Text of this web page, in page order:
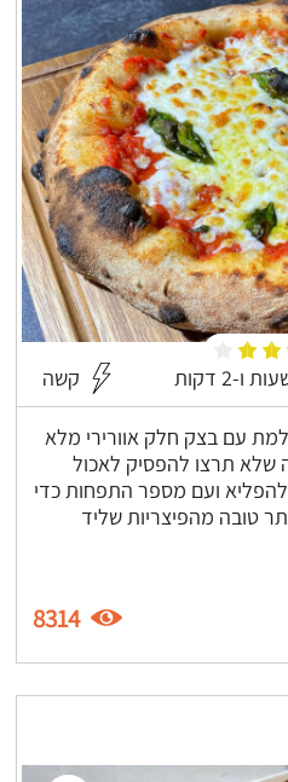
קשה
עם בצק חלק אוורירי מלא
שלא תרצו להפסיק לאכול
להפליא ועם מספר התפחות כדי
טובה מהפיצריות שליד
8314